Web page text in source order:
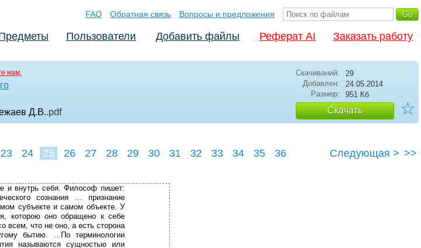
FAQ Обратная связь Вопросы и предложения
Пользователи Добавить файлы Реферат AI Заказать работу
нам.
Д.В..pdf
Скачиваний:
29
Добавлен:
24.05.2014
Размер:
951 Кб
Скачать ☆
23 24 25 26 27 28 29 30 31 32 33 34 35 36 Следующая > >>
и внутрь себя. Философ пишет:
сознания ... признание
субъекте и самом объекте. У
которою оно обращено к себе
всем, что не оно, а есть сторона
бытию. ...По терминологии
называются сущностью или